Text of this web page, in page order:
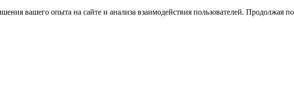
вашего опыта на сайте и анализа взаимодействия пользователей. Продолжая